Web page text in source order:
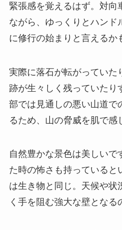
緊張感を覚えるはず。対向
ながら、ゆっくりとハンド
に修行の始まりと言えるか
実際に落石が転がっていた
跡が生々しく残っていたり
部では見通しの悪い山道で
るため、山の脅威を肌で感
自然豊かな景色は美しいで
た時の怖さも持っていると
は生き物と同じ。天候や状
く手を阻む強大な壁となる